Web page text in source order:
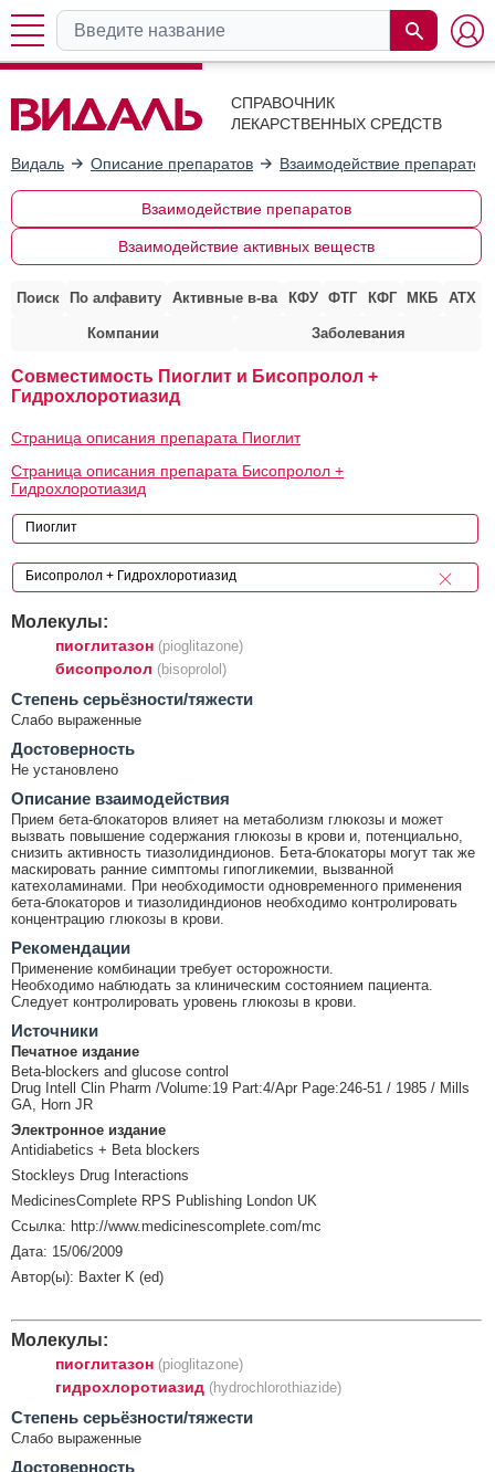
СПРАВОЧНИК
ЛЕКАРСТВЕННЫХ СРЕДСТВ
Видаль Описание препаратов Взаимодействие препаратов
Взаимодействие препаратов
Взаимодействие активных веществ
Поиск По алфавиту Активные в-ва КФУ ФТГ КФГ МКБ АТХ
Компании Заболевания
Совместимость Пиоглит и Бисопролол +
Гидрохлоротиазид
Страница описания препарата Пиоглит
Страница описания препарата Бисопролол +
Гидрохлоротиазид
Молекулы:
пиоглитазон (pioglitazone)
бисопролол (bisoprolol)
Cтепень серьёзности/тяжести
Слабо выраженные
Достоверность
Не установлено
Описание взаимодействия
Прием бета-блокаторов влияет на метаболизм глюкозы и может
вызвать повышение содержания глюкозы в крови и, потенциально,
снизить активность тиазолидиндионов. Бета-блокаторы могут так же
маскировать ранние симптомы гипогликемии, вызванной
катехоламинами. При необходимости одновременного применения
бета-блокаторов и тиазолидиндионов необходимо контролировать
концентрацию глюкозы в крови.
Рекомендации
Применение комбинации требует осторожности.
Необходимо наблюдать за клиническим состоянием пациента.
Следует контролировать уровень глюкозы в крови.
Источники
Печатное издание
Beta-blockers and glucose control
Drug Intell Clin Pharm /Volume:19 Part:4/Apr Page:246-51 / 1985 / Mills
GA, Horn JR
Электронное издание
Antidiabetics + Beta blockers
Stockleys Drug Interactions
MedicinesComplete RPS Publishing London UK
Ссылка: http://www.medicinescomplete.com/mc
Дата: 15/06/2009
Автор(ы): Baxter K (ed)
Молекулы:
пиоглитазон (pioglitazone)
гидрохлоротиазид (hydrochlorothiazide)
Cтепень серьёзности/тяжести
Слабо выраженные
Достоверность